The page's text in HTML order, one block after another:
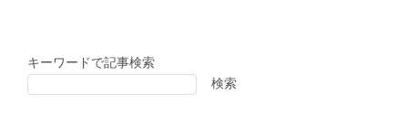
キーワードで記事検索
検索